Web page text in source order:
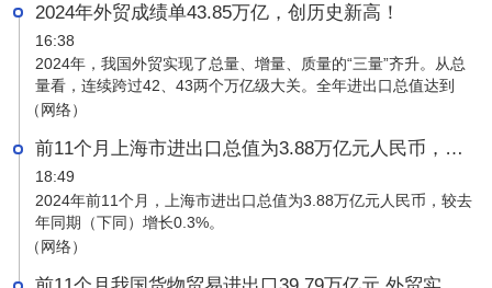
2024年外贸成绩单43.85万亿，创历史新高！
16:38
2024年，我国外贸实现了总量、增量、质量的“三量”齐升。从总
量看，连续跨过42、43两个万亿级大关。全年进出口总值达到
43.85万亿元人民币，同比增长5%，规模再创历史新高。
（网络）
前11个月上海市进出口总值为3.88万亿元人民币，较去年同期增长0.3%。
18:49
2024年前11个月，上海市进出口总值为3.88万亿元人民币，较去
年同期（下同）增长0.3%。
（网络）